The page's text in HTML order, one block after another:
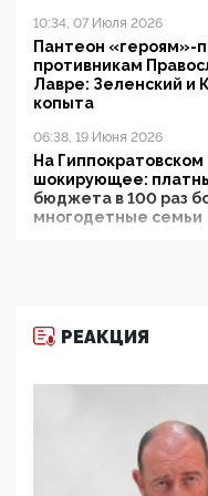
10:34, 07 Июля 2026
Пантеон «героям»-
противникам
Лавре: Зеленский и
копыта
06:38, 19 Июня 2026
На
шокирующее:
бюджета в 100 раз
многодетные семьи
11:53, 09 Июня 2026
деятельность ИИТО
цифроглобалисты
повестку в
09:43, 01 Июня 2026
5G за счет
РЕАКЦИЯ